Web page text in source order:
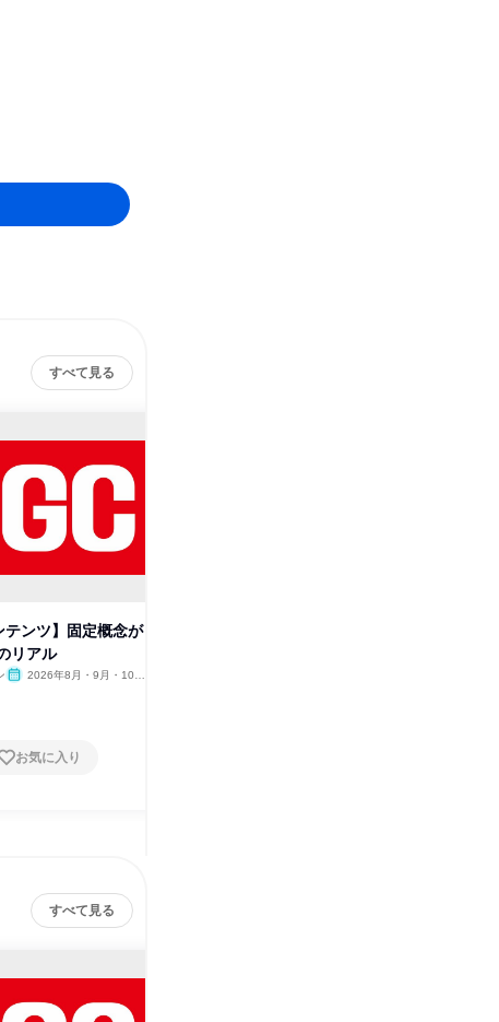
すべて見る
テンツ】固定概念が
リアル
2026年8月・9月・10
お気に入り
すべて見る